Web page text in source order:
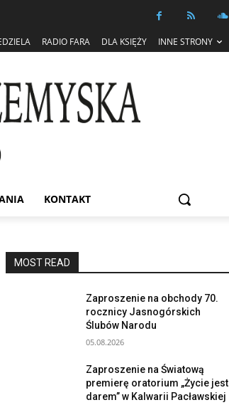
RADIO FARA DLA KSIĘŻY INNE STRONY
KONTAKT
MOST READ
Zaproszenie na obchody 70.
rocznicy Jasnogórskich
Ślubów Narodu
05.08.2026
Zaproszenie na Światową
premierę oratorium „Życie jest
darem” w Kalwarii Pacławskiej